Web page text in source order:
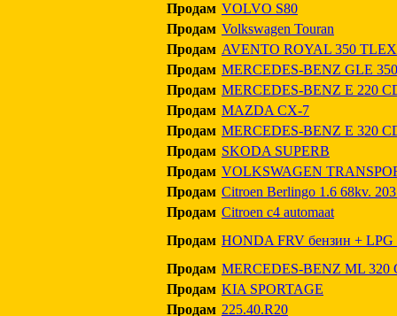
Продам VOLVO S80
Продам Volkswagen Touran
Продам AVENTO ROYAL 350
Продам MERCEDES-BENZ GLE
Продам MERCEDES-BENZ E 220
Продам MAZDA CX-7
Продам MERCEDES-BENZ E 320
Продам SKODA SUPERB
Продам VOLKSWAGEN
Продам Citroen Berlingo 1.6 68kv.
Продам Citroen c4 automaat
Продам HONDA FRV бензин + LPG
Продам MERCEDES-BENZ ML 320
Продам KIA SPORTAGE
Продам 225.40.R20